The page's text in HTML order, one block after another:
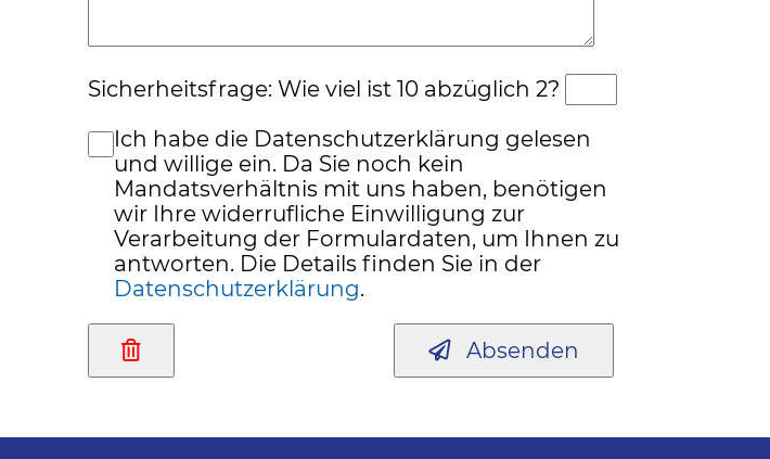
Sicherheitsfrage: Wie viel ist 10 abzüglich 2?
Ich habe die Datenschutzerklärung gelesen
und willige ein. Da Sie noch kein
Mandatsverhältnis mit uns haben, benötigen
wir Ihre widerrufliche Einwilligung zur
Verarbeitung der Formulardaten, um Ihnen zu
antworten. Die Details finden Sie in der
Datenschutzerklärung.
Absenden